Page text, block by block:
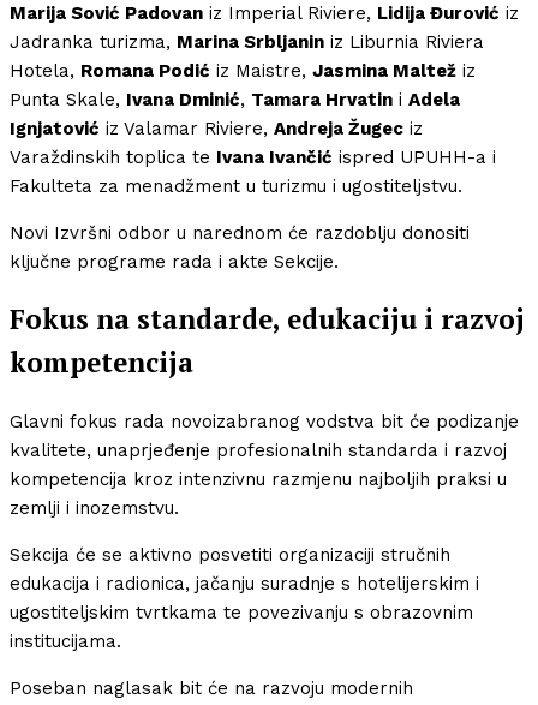
Marija Sović Padovan iz Imperial Riviere, Lidija Đurović iz
Jadranka turizma, Marina Srbljanin iz Liburnia Riviera
Hotela, Romana Podić iz Maistre, Jasmina Maltež iz
Punta Skale, Ivana Dminić, Tamara Hrvatin i Adela
Ignjatović iz Valamar Riviere, Andreja Žugec iz
Varaždinskih toplica te Ivana Ivančić ispred UPUHH-a i
Fakulteta za menadžment u turizmu i ugostiteljstvu.
Novi Izvršni odbor u narednom će razdoblju donositi
ključne programe rada i akte Sekcije.
Fokus na standarde, edukaciju i razvoj
kompetencija
Glavni fokus rada novoizabranog vodstva bit će podizanje
kvalitete, unaprjeđenje profesionalnih standarda i razvoj
kompetencija kroz intenzivnu razmjenu najboljih praksi u
zemlji i inozemstvu.
Sekcija će se aktivno posvetiti organizaciji stručnih
edukacija i radionica, jačanju suradnje s hotelijerskim i
ugostiteljskim tvrtkama te povezivanju s obrazovnim
institucijama.
Poseban naglasak bit će na razvoju modernih